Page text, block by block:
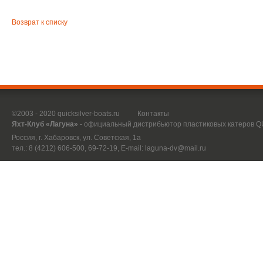
Возврат к списку
©2003 - 2020 quicksilver-boats.ru
Контакты
Яхт-Клуб «Лагуна» - официальный дистрибьютор пластиковых катеров
Россия, г. Хабаровск, ул. Советская, 1а
тел.: 8 (4212) 606-500, 69-72-19, E-mail: laguna-dv@mail.ru